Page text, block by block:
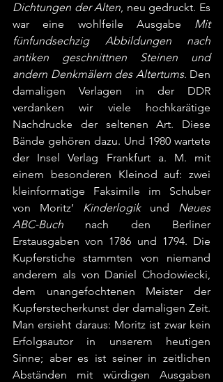
Dichtungen der Alten, neu gedruckt. Es
war eine wohlfeile Ausgabe Mit
fünfundsechzig Abbildungen nach
antiken geschnittnen Steinen und
andern Denkmälern des Altertums. Den
damaligen Verlagen in der DDR
verdanken wir viele hochkarätige
Nachdrucke der seltenen Art. Diese
Bände gehören dazu. Und 1980 wartete
der Insel Verlag Frankfurt a. M. mit
einem besonderen Kleinod auf: zwei
kleinformatige Faksimile im Schuber
von Moritz’ Kinderlogik und Neues
ABC-Buch nach den Berliner
Erstausgaben von 1786 und 1794. Die
Kupferstiche stammten von niemand
anderem als von Daniel Chodowiecki,
dem unangefochtenen Meister der
Kupferstecherkunst der damaligen Zeit.
Man ersieht daraus: Moritz ist zwar kein
Erfolgsautor in unserem heutigen
Sinne; aber es ist seiner in zeitlichen
Abständen mit würdigen Ausgaben